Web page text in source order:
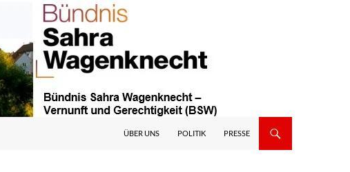
ÜBER UNS POLITIK PRESSE